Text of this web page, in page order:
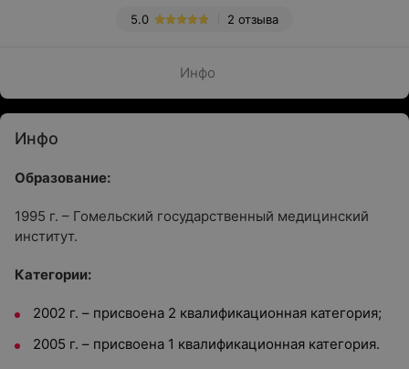
2 отзыва
5.0
Инфо
Инфо
Образование:
1995 г. – Гомельский государственный медицинский
институт.
Категории:
2002 г. – присвоена 2 квалификационная категория;
2005 г. – присвоена 1 квалификационная категория.